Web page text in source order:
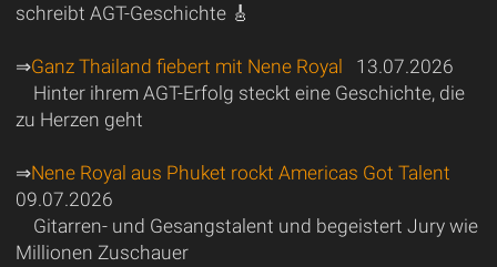
schreibt AGT-Geschichte 🎸
⇒Ganz Thailand fiebert mit Nene Royal
13.07.2026
Hinter ihrem AGT-Erfolg steckt eine Geschichte, die
zu Herzen geht
⇒Nene Royal aus Phuket rockt Americas Got Talent
09.07.2026
Gitarren- und Gesangstalent und begeistert Jury wie
Millionen Zuschauer